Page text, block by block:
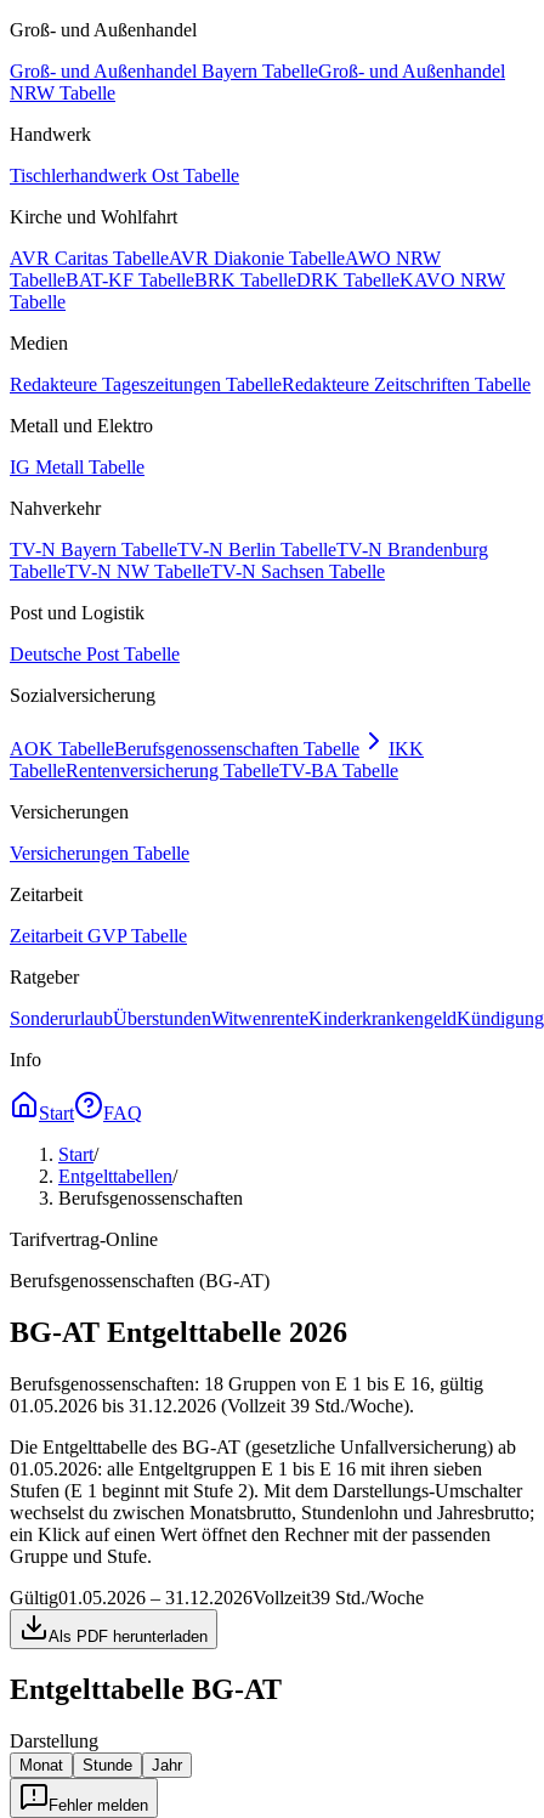
Groß- und Außenhandel
Groß- und Außenhandel Bayern TabelleGroß- und Außenhandel
NRW Tabelle
Handwerk
Tischlerhandwerk Ost Tabelle
Kirche und Wohlfahrt
AVR Caritas TabelleAVR Diakonie TabelleAWO NRW
TabelleBAT-KF TabelleBRK TabelleDRK TabelleKAVO NRW
Tabelle
Medien
Redakteure Tageszeitungen TabelleRedakteure Zeitschriften Tabelle
Metall und Elektro
IG Metall Tabelle
Nahverkehr
TV-N Bayern TabelleTV-N Berlin TabelleTV-N Brandenburg
TabelleTV-N NW TabelleTV-N Sachsen Tabelle
Post und Logistik
Deutsche Post Tabelle
Sozialversicherung
AOK TabelleBerufsgenossenschaften Tabelle
IKK
TabelleRentenversicherung TabelleTV-BA Tabelle
Versicherungen
Versicherungen Tabelle
Zeitarbeit
Zeitarbeit GVP Tabelle
Ratgeber
SonderurlaubÜberstundenWitwenrenteKinderkrankengeld
Info
Start
FAQ
Start/
Entgelttabellen/
Berufsgenossenschaften
Tarifvertrag-Online
Berufsgenossenschaften (BG-AT)
BG-AT Entgelttabelle 2026
Berufsgenossenschaften: 18 Gruppen von E 1 bis E 16, gültig
01.05.2026 bis 31.12.2026 (Vollzeit 39 Std./Woche).
Die Entgelttabelle des BG-AT (gesetzliche Unfallversicherung) ab
01.05.2026: alle Entgeltgruppen E 1 bis E 16 mit ihren sieben
Stufen (E 1 beginnt mit Stufe 2). Mit dem Darstellungs-Umschalter
wechselst du zwischen Monatsbrutto, Stundenlohn und Jahresbrutto;
ein Klick auf einen Wert öffnet den Rechner mit der passenden
Gruppe und Stufe.
Gültig01.05.2026 – 31.12.2026Vollzeit39 Std./Woche
Als PDF herunterladen
Entgelttabelle BG-AT
Darstellung
Monat Stunde Jahr
Fehler melden